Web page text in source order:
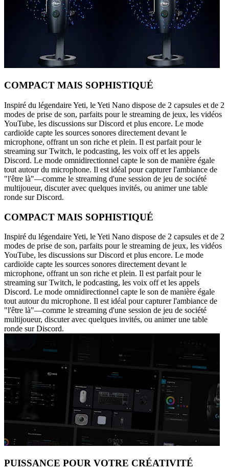
COMPACT MAIS SOPHISTIQUÉ
Inspiré du légendaire Yeti, le Yeti Nano dispose de 2 capsules et de 2
modes de prise de son, parfaits pour le streaming de jeux, les vidéos
YouTube, les discussions sur Discord et plus encore. Le mode
cardioïde capte les sources sonores directement devant le
microphone, offrant un son riche et plein. Il est parfait pour le
streaming sur Twitch, le podcasting, les voix off et les appels
Discord. Le mode omnidirectionnel capte le son de manière égale
tout autour du microphone. Il est idéal pour capturer l'ambiance de
"l'être là"—comme le streaming d'une session de jeu de société
multijoueur, discuter avec quelques invités, ou animer une table
ronde sur Discord.
COMPACT MAIS SOPHISTIQUÉ
Inspiré du légendaire Yeti, le Yeti Nano dispose de 2 capsules et de 2
modes de prise de son, parfaits pour le streaming de jeux, les vidéos
YouTube, les discussions sur Discord et plus encore. Le mode
cardioïde capte les sources sonores directement devant le
microphone, offrant un son riche et plein. Il est parfait pour le
streaming sur Twitch, le podcasting, les voix off et les appels
Discord. Le mode omnidirectionnel capte le son de manière égale
tout autour du microphone. Il est idéal pour capturer l'ambiance de
"l'être là"—comme le streaming d'une session de jeu de société
multijoueur, discuter avec quelques invités, ou animer une table
ronde sur Discord.
PUISSANCE POUR VOTRE CRÉATIVITÉ